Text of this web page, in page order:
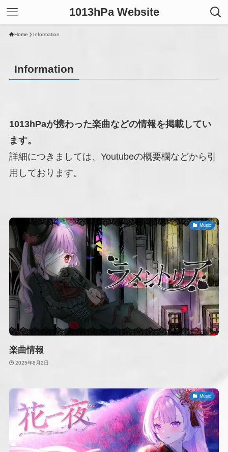
1013hPa Website
Home Information
Information
1013hPaが携わった楽曲などの情報を掲載してい
ます。
詳細につきましては、Youtubeの概要欄などから引
用しております。
Music
楽曲情報
2025年8月2日
Music